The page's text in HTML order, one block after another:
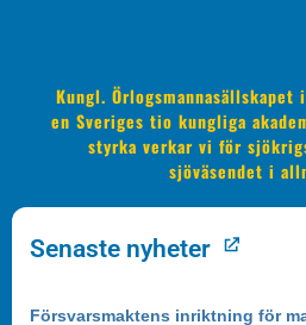
Kungl. Örlogsmannasällskapet
en Sveriges tio kungliga
styrka verkar vi för
sjöväsendet i
Senaste nyheter
Försvarsmaktens inriktning för